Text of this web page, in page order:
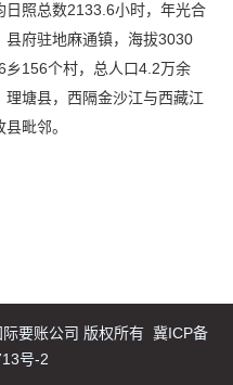
照总数2133.6小时，年光合
府驻地麻通镇，海拔3030
156个村，总人口4.2万余
塘县，西隔金沙江与西藏江
毗邻。
要账公司 版权所有 冀ICP备
号-2